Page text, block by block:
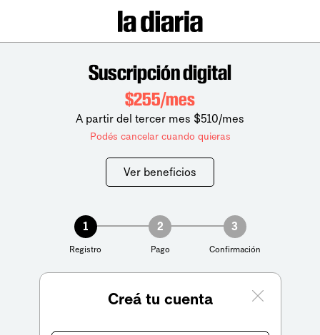
Suscripción digital
$255/mes
A partir del tercer mes $510/mes
Podés cancelar cuando quieras
Ver beneficios
1
Registro
2
Pago
3
Confirmación
Creá tu cuenta